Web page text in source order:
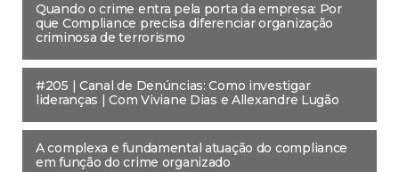
Quando o crime entra pela porta da empresa: Por
que Compliance precisa diferenciar organização
criminosa de terrorismo
#205 | Canal de Denúncias: Como investigar
lideranças | Com Viviane Dias e Allexandre Lugão
A complexa e fundamental atuação do compliance
em função do crime organizado